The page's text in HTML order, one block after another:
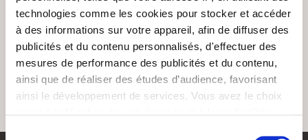
technologies comme les cookies pour stocker et accéder
à des informations sur votre appareil, afin de diffuser des
publicités et du contenu personnalisés, d'effectuer des
mesures de performance des publicités et du contenu,
ainsi que de réaliser des études d’audience, favorisant
ainsi le développement de services. Vous avez le choix
Sélection